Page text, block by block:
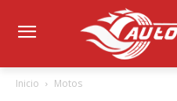
Inicio Motos